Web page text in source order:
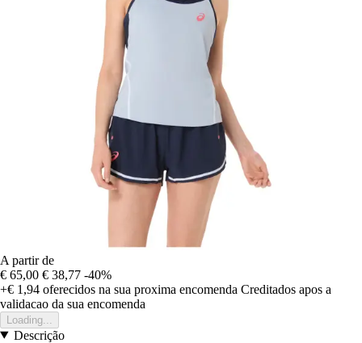
A partir de
€ 65,00 € 38,77 -40%
+€ 1,94 oferecidos na sua proxima encomenda Creditados apos a
validacao da sua encomenda
Loading...
Descrição